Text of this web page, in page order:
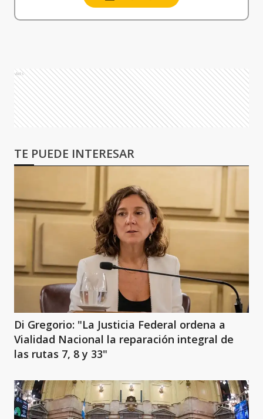
Ads
TE PUEDE INTERESAR
Di Gregorio: "La Justicia Federal ordena a
Vialidad Nacional la reparación integral de
las rutas 7, 8 y 33"